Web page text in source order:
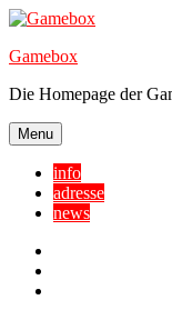
Skip
content
Gamebox
Die Homepage der
Menu
info
adresse
news